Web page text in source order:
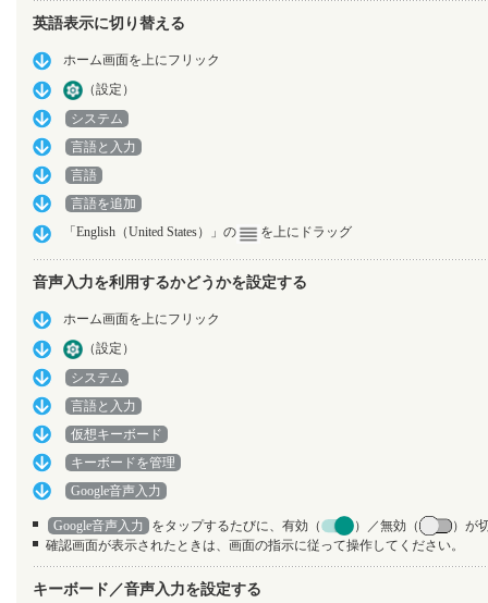
英語表示に切り替える
ホーム画面を上にフリック
（設定）
システム
言語と入力
言語
言語を追加
「English（United States）」の
を上にドラッグ
音声入力を利用するかどうかを設定する
ホーム画面を上にフリック
（設定）
システム
言語と入力
仮想キーボード
キーボードを管理
Google音声入力
Google音声入力 をタップするたびに、有効（ ）／無効（
）が
確認画面が表示されたときは、画面の指示に従って操作してください。
キーボード／音声入力を設定する